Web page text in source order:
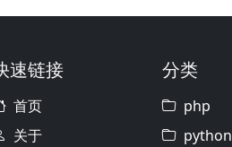
速链接
首页
关于
分类
php
python